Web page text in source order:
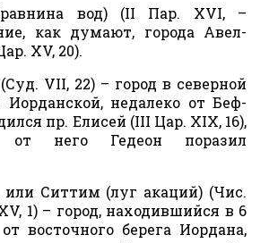
вод) (II Пар. XVI, –
как думают, города Авел-
XV, 20).
VII, 22) – город в северной
недалеко от Беф-
пр. Елисей (III Цар. XIX, 16),
от него Гедеон поразил
Ситтим (луг акаций) (Чис.
1) – город, находившийся в 6
восточного берега Иордана,